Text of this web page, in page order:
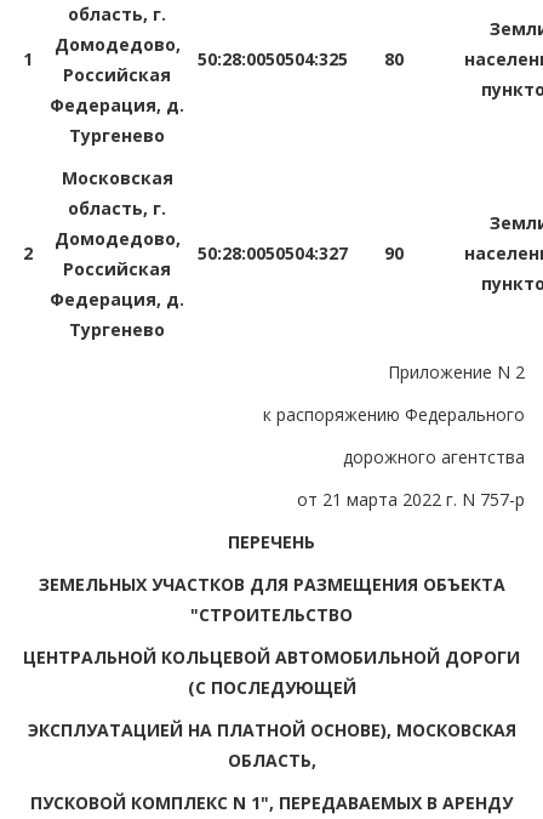
1
область, г.
Домодедово,
Российская
Федерация, д.
Тургенево
50:28:0050504:325 80
2
Московская
область, г.
Домодедово,
Российская
Федерация, д.
Тургенево
50:28:0050504:327 90
Приложение N 2
к распоряжению Федерального
дорожного агентства
от 21 марта 2022 г. N 757-р
ПЕРЕЧЕНЬ
ЗЕМЕЛЬНЫХ УЧАСТКОВ ДЛЯ РАЗМЕЩЕНИЯ ОБЪЕКТА
"СТРОИТЕЛЬСТВО
ЦЕНТРАЛЬНОЙ КОЛЬЦЕВОЙ АВТОМОБИЛЬНОЙ ДОРОГИ
(С ПОСЛЕДУЮЩЕЙ
ЭКСПЛУАТАЦИЕЙ НА ПЛАТНОЙ ОСНОВЕ), МОСКОВСКАЯ
ОБЛАСТЬ,
ПУСКОВОЙ КОМПЛЕКС N 1", ПЕРЕДАВАЕМЫХ В АРЕНДУ